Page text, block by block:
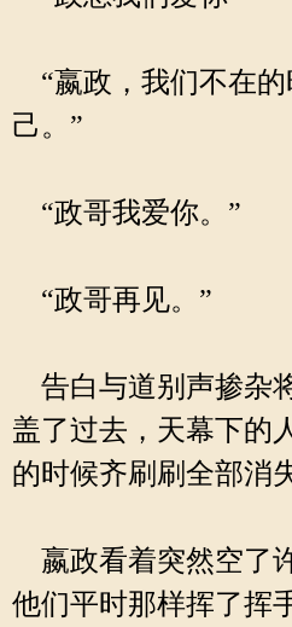
“嬴政，我们不在的
己。”
“政哥我爱你。”
“政哥再见。”
告白与道别声掺杂
盖了过去，天幕下的
的时候齐刷刷全部消
嬴政看着突然空了
他们平时那样挥了挥